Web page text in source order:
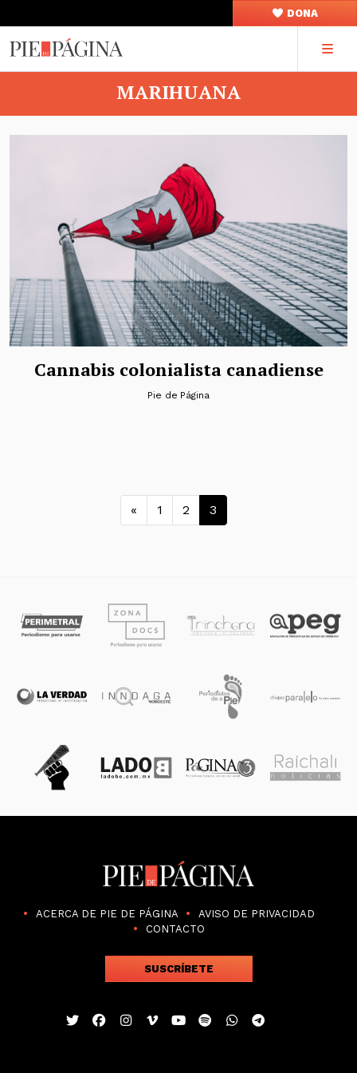
DONA
MARIHUANA
Cannabis colonialista canadiense
Pie de Página
Navegación de
« 1 2 3
ACERCA DE PIE DE PÁGINA
AVISO DE PRIVACIDAD
CONTACTO
SUSCRÍBETE